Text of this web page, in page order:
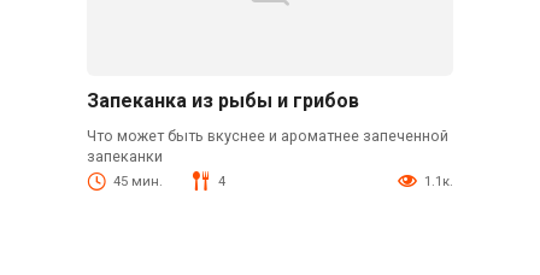
Запеканка из рыбы и грибов
Что может быть вкуснее и ароматнее запеченной
запеканки
45 мин. 4 1.1к.